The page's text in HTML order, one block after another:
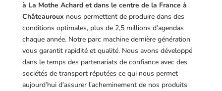
à La Mothe Achard et dans le centre de la France à
Châteauroux nous permettent de produire dans des
conditions optimales, plus de 2,5 millions d’agendas
chaque année. Notre parc machine dernière génération
vous garantit rapidité et qualité. Nous avons développé
dans le temps des partenariats de confiance avec des
sociétés de transport réputées ce qui nous permet
aujourd’hui d’assurer l’acheminement de nos produits